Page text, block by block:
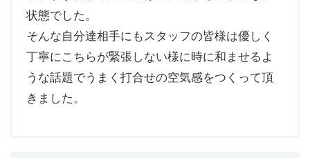
状態でした。
そんな自分達相手にもスタッフの皆様は優しく
丁寧にこちらが緊張しない様に時に和ませるよ
うな話題でうまく打合せの空気感をつくって頂
きました。